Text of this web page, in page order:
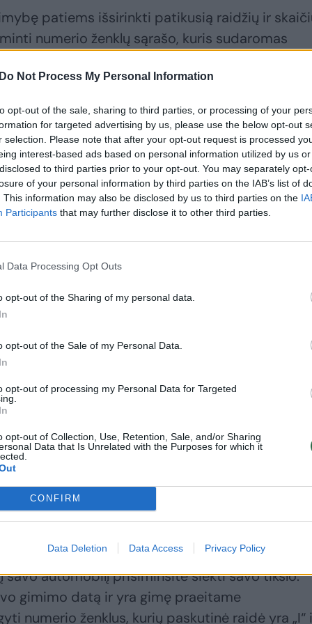
Do Not Process My Personal Information
opt-out of the sale, sharing to third parties, or processing of your
for targeted advertising by us, please use the below opt-out
selection. Please note that after your opt-out request is processed
interest-based ads based on personal information utilized by us
to third parties prior to your opt-out. You may separately
of your personal information by third parties on the IAB’s list of
This information may also be disclosed by us to third parties on the
Participants that may further disclose it to other third parties.
Data Processing Opt Outs
opt-out of the Sharing of my personal data.
opt-out of the Sale of my Personal Data.
opt-out of processing my Personal Data for Targeted
opt-out of Collection, Use, Retention, Sale, and/or Sharing
Data that Is Unrelated with the Purposes for which it
CONFIRM
Data Deletion Data Access Privacy Policy
patiems išsirinkti patikusią raidžių ir
numerio ženklų sąrašo, kuris sudaromas
kas keletą mėnesių.
klientams atsinaujinti ir savo numerio
Naujųjų Metų rezoliuciją – daugiau keliauti ir
numerio ženklus su raidėmis NYC (angl.:
vairuotojams
padidėjo šis
skaudžiausia –
dyzelinių
automobilių
savininkams
kaip jūsų automobilis
tai žinoti
savo automobilį prisiminsite siekti savo tikslo.
gimimo datą ir yra gimę praeitame
numerio ženklus, kurių paskutinė raidė yra „I“